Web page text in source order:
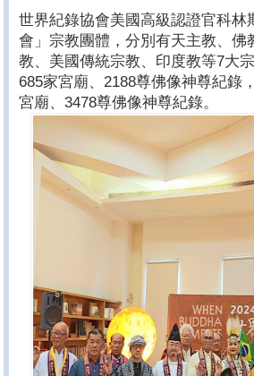
世界紀錄協會美國高級認證官科
會」宗教團體，分別有天主教、
教、美國傳統宗教、印度教等7大
685家宮廟、2188尊佛像神尊紀錄
宮廟、3478尊佛像神尊紀錄。